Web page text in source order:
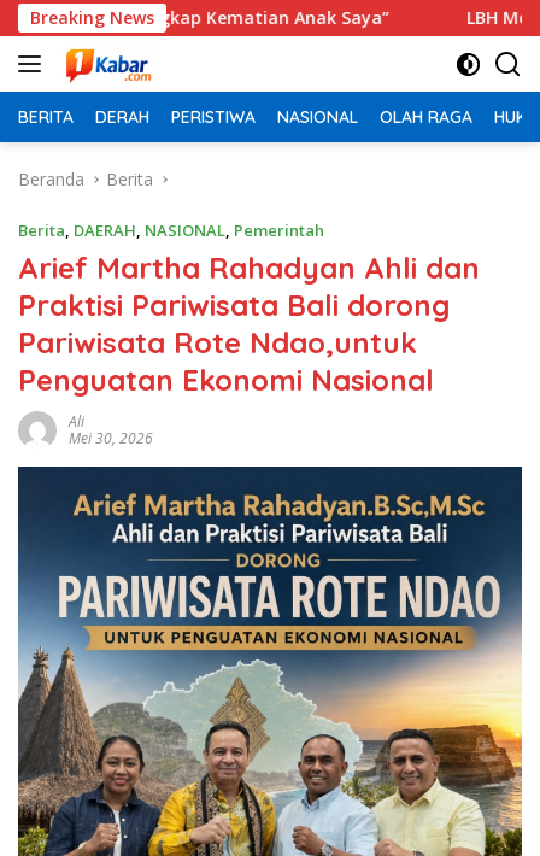
Langsung
ke
konten
Breaking News
Ungkap Kematian Anak Saya” ‎LBH Medan Soroti
BERITA DERAH PERISTIWA NASIONAL OLAH RAGA
Beranda Berita
Berita, DAERAH, NASIONAL, Pemerintah
Arief Martha Rahadyan Ahli dan
Praktisi Pariwisata Bali dorong
Pariwisata Rote Ndao,untuk
Penguatan Ekonomi Nasional
Ali
Mei 30, 2026